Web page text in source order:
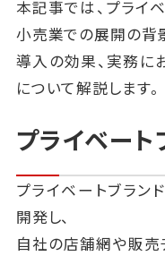
本記事では、プライ
小売業での展開の背
導入の効果、実務に
について解説します。
プライベー
プライベートブラン
開発し、
自社の店舗網や販売